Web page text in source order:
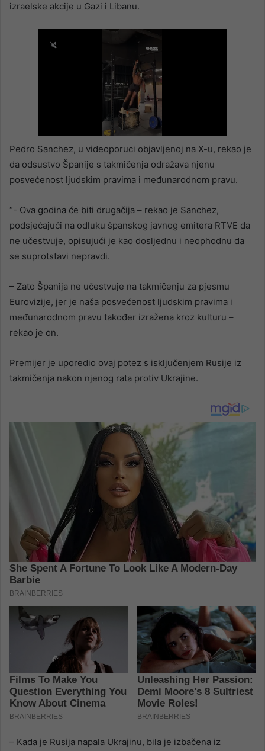
izraelske akcije u Gazi i Libanu.
Pedro Sanchez, u videoporuci objavljenoj na X-u, rekao je
da odsustvo Španije s takmičenja odražava njenu
posvećenost ljudskim pravima i međunarodnom pravu.
“- Ova godina će biti drugačija – rekao je Sanchez,
podsjećajući na odluku španskog javnog emitera RTVE da
ne učestvuje, opisujući je kao dosljednu i neophodnu da
se suprotstavi nepravdi.
– Zato Španija ne učestvuje na takmičenju za pjesmu
Eurovizije, jer je naša posvećenost ljudskim pravima i
međunarodnom pravu također izražena kroz kulturu –
rekao je on.
Premijer je uporedio ovaj potez s isključenjem Rusije iz
takmičenja nakon njenog rata protiv Ukrajine.
– Kada je Rusija napala Ukrajinu, bila je izbačena iz